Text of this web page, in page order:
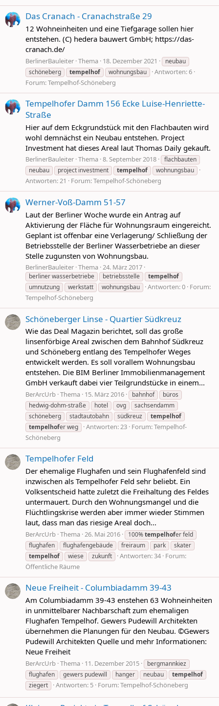
Das Cranach - Cranachstraße 29
12 Wohneinheiten und eine Tiefgarage sollen hier
entstehen. (C) hedera bauwert GmbH; https://das-
cranach.de/
BerlinerBauleiter Thema 18. Dezember 2021
neubau
schöneberg
tempelhof wohnungsbau
Antworten: 6
Forum:Tempelhof-Schöneberg
Tempelhofer Damm 156 Ecke Luise-Henriette-
Straße
Hier auf dem Eckgrundstück mit den Flachbauten wird
wohl demnächst ein Neubau entstehen. Project
Investment hat dieses Areal laut Thomas Daily gekauft.
BerlinerBauleiter Thema 8. September 2018
flachbauten
neubau
project investment tempelhof wohnungsbau
Antworten: 21 Forum:Tempelhof-Schöneberg
Werner-Voß-Damm 51-57
Laut der Berliner Woche wurde ein Antrag auf
Aktivierung der Fläche für Wohnungsraum eingereicht.
Geplant ist offenbar eine Verlagerung/ Schließung der
Betriebsstelle der Berliner Wasserbetriebe an dieser
Stelle zugunsten von Wohnungsbau.
BerlinerBauleiter Thema 24. März 2017
berliner wasserbetriebe betriebsstelle
tempelhof
umnutzung
werkstatt wohnungsbau Antworten: 0 Forum:
Tempelhof-Schöneberg
Schöneberger Linse - Quartier Südkreuz
Wie das Deal Magazin berichtet, soll das große
linsenförbige Areal zwischen dem Bahnhof Südkreuz
und Schöneberg entlang des Tempelhofer Weges
entwickelt werden. Es soll vorallem Wohnungsbau
entstehen. Die BIM Berliner Immobilienmanagement
GmbH verkauft dabei vier Teilgrundstücke in einem...
BerArcUrb Thema 15. März 2016 bahnhof
büros
hedwig-dohm-straße
hotel ovg
sachsendamm
schöneberg
stadtautobahn südkreuz
tempelhof
tempelhofer weg Antworten: 23 Forum:Tempelhof-
Schöneberg
Tempelhofer Feld
Der ehemalige Flughafen und sein Flughafenfeld sind
inzwischen als Tempelhofer Feld sehr beliebt. Ein
Volksentscheid hatte zuletzt die Freihaltung des Feldes
untermauert. Durch den Wohnungsmangel und die
Flüchtlingskrise werden aber immer wieder Stimmen
laut, dass man das riesige Areal doch...
BerArcUrb Thema 26. Mai 2016 100%tempelhofer feld
flughafen
flughafengebäude freiraum park
skater
tempelhof
wiese zukunft Antworten: 34 Forum:
Öffentliche Räume
Neue Freiheit - Columbiadamm 39-43
Am Columbiadamm 39-43 enstehen 63 Wohneinheiten
in unmittelbarer Nachbarschaft zum ehemaligen
Flughafen Tempelhof. Gewers Pudewill Architekten
übernehmen die Planungen für den Neubau. ©Gewers
Pudewill Architekten Quelle und mehr Informationen:
Neue Freiheit
BerArcUrb Thema 11. Dezember 2015
bergmannkiez
flughafen
gewers pudewill hanger neubau
tempelhof
ziegert
Antworten: 5 Forum:Tempelhof-Schöneberg